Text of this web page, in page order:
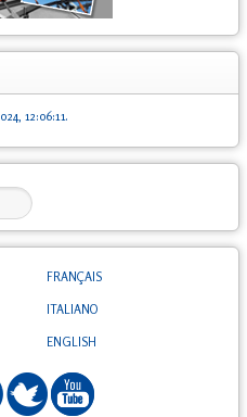
12:06:11.
FRANÇAIS
ITALIANO
ENGLISH